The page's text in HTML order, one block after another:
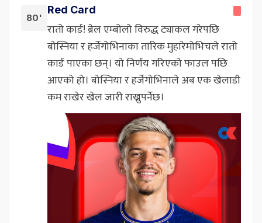
80'
Red Card
रातो कार्ड! ब्रेल एम्बोलो विरुद्ध ट्याकल गरेपछि
बोस्निया र हर्जेगोभिनाका तारिक मुहारेमोभिचले रातो
कार्ड पाएका छन्। यो निर्णय गरिएको फाउल पछि
आएको हो। बोस्निया र हर्जेगोभिनाले अब एक खेलाडी
कम राखेर खेल जारी राख्नुपर्नेछ।